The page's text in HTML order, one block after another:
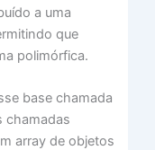
a uma
que
polimórfica.
base chamada
chamadas
array de objetos